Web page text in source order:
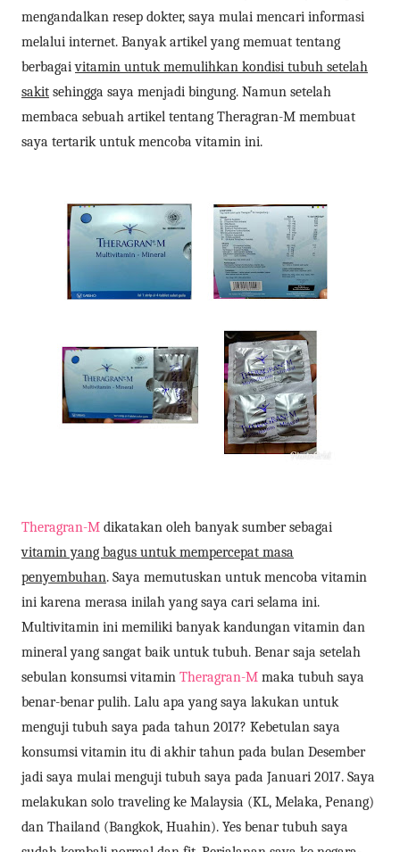
mengandalkan resep dokter, saya mulai mencari informasi
melalui internet. Banyak artikel yang memuat tentang
berbagaivitamin untuk memulihkan kondisi tubuh setelah
sakit sehingga saya menjadi bingung. Namun setelah
membaca sebuah artikel tentang Theragran-M membuat
saya tertarik untuk mencoba vitamin ini.
Theragran-M dikatakan oleh banyak sumber sebagai
vitamin yang bagus untuk mempercepat masa
penyembuhan. Saya memutuskan untuk mencoba vitamin
ini karena merasa inilah yang saya cari selama ini.
Multivitamin ini memiliki banyak kandungan vitamin dan
mineral yang sangat baik untuk tubuh. Benar saja setelah
sebulan konsumsi vitamin Theragran-M maka tubuh saya
benar-benar pulih. Lalu apa yang saya lakukan untuk
menguji tubuh saya pada tahun 2017? Kebetulan saya
konsumsi vitamin itu di akhir tahun pada bulan Desember
jadi saya mulai menguji tubuh saya pada Januari 2017. Saya
melakukan solo traveling ke Malaysia (KL, Melaka, Penang)
dan Thailand (Bangkok, Huahin). Yes benar tubuh saya